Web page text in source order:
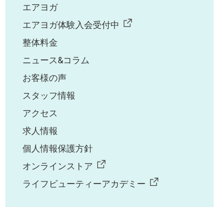
エアヨガ
エアヨガ体験入会受付中
整体料金
ニュース&コラム
お客様の声
スタッフ情報
アクセス
求人情報
個人情報保護方針
オンラインストア
ライフビューティーアカデミー